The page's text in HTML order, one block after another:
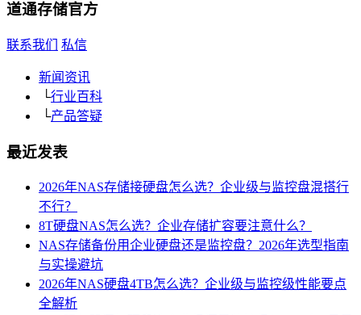
道通存储官方
联系我们 私信
新闻资讯
└行业百科
└产品答疑
最近发表
2026年NAS存储接硬盘怎么选？企业级与监控盘混搭行
不行？
8T硬盘NAS怎么选？企业存储扩容要注意什么？
NAS存储备份用企业硬盘还是监控盘？2026年选型指南
与实操避坑
2026年NAS硬盘4TB怎么选？企业级与监控级性能要点
全解析